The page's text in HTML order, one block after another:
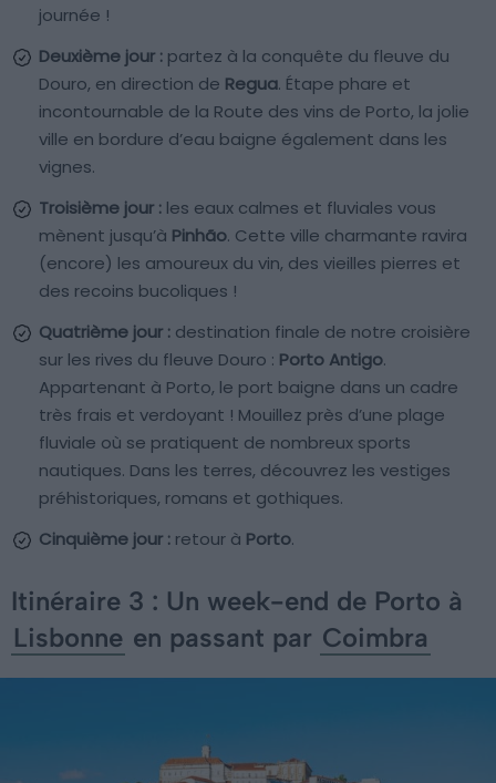
journée !
Deuxième jour : partez à la conquête du fleuve du
Douro, en direction de Regua. Étape phare et
incontournable de la Route des vins de Porto, la jolie
ville en bordure d’eau baigne également dans les
vignes.
Troisième jour : les eaux calmes et fluviales vous
mènent jusqu’à Pinhão. Cette ville charmante ravira
(encore) les amoureux du vin, des vieilles pierres et
des recoins bucoliques !
Quatrième jour : destination finale de notre croisière
sur les rives du fleuve Douro : Porto Antigo.
Appartenant à Porto, le port baigne dans un cadre
très frais et verdoyant ! Mouillez près d’une plage
fluviale où se pratiquent de nombreux sports
nautiques. Dans les terres, découvrez les vestiges
préhistoriques, romans et gothiques.
Cinquième jour : retour à Porto.
Itinéraire 3 : Un week-end de Porto à
Lisbonne en passant par Coimbra